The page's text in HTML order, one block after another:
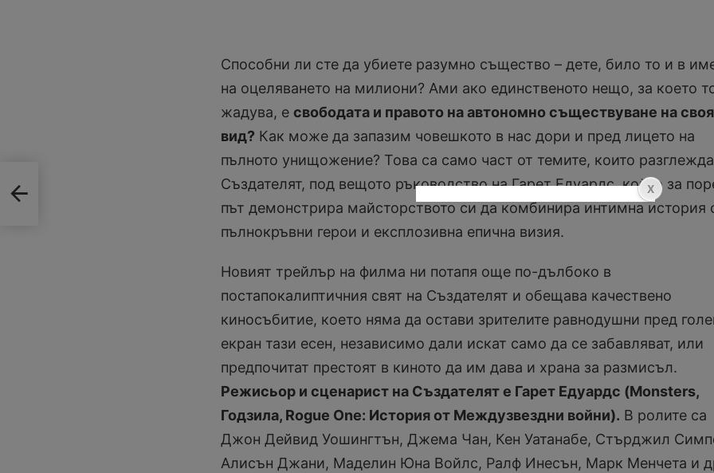
Способни ли сте да убиете разумно същество – дете, било то и в
на оцеляването на милиони? Ами ако единственото нещо, за което
жадува, е свободата и правото на автономно съществуване на своя
вид? Как може да запазим човешкото в нас дори и пред лицето на
пълното унищожение? Това са само част от темите, които разглежда
Създателят, под вещото ръководство на Гарет Едуардс, който за
път демонстрира майсторството си да комбинира интимна история
пълнокръвни герои и експлозивна епична визия.
Новият трейлър на филма ни потапя още по-дълбоко в
постапокалиптичния свят на Създателят и обещава качествено
киносъбитие, което няма да остави зрителите равнодушни пред
екран тази есен, независимо дали искат само да се забавляват, или
предпочитат престоят в киното да им дава и храна за размисъл.
Режисьор и сценарист на Създателят е Гарет Едуардс (Monsters,
Годзила, Rogue One: История от Междузвездни войни). В ролите са
Джон Дейвид Уошингтън, Джема Чан, Кен Уатанабе, Стърджил
Алисън Джани, Маделин Юна Войлс, Ралф Инесън, Марк Менчета и